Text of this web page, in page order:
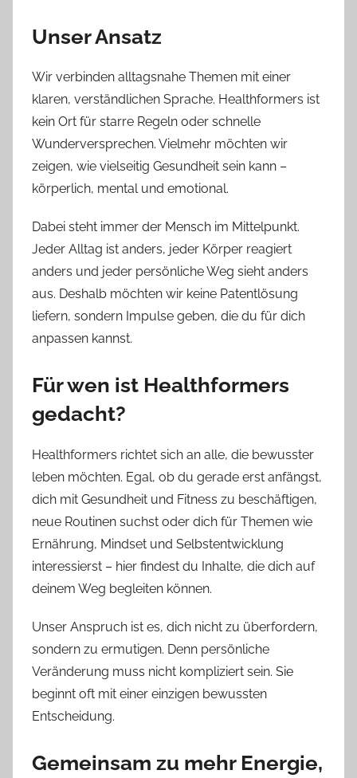
Unser Ansatz
Wir verbinden alltagsnahe Themen mit einer
klaren, verständlichen Sprache. Healthformers ist
kein Ort für starre Regeln oder schnelle
Wunderversprechen. Vielmehr möchten wir
zeigen, wie vielseitig Gesundheit sein kann –
körperlich, mental und emotional.
Dabei steht immer der Mensch im Mittelpunkt.
Jeder Alltag ist anders, jeder Körper reagiert
anders und jeder persönliche Weg sieht anders
aus. Deshalb möchten wir keine Patentlösung
liefern, sondern Impulse geben, die du für dich
anpassen kannst.
Für wen ist Healthformers
gedacht?
Healthformers richtet sich an alle, die bewusster
leben möchten. Egal, ob du gerade erst anfängst,
dich mit Gesundheit und Fitness zu beschäftigen,
neue Routinen suchst oder dich für Themen wie
Ernährung, Mindset und Selbstentwicklung
interessierst – hier findest du Inhalte, die dich auf
deinem Weg begleiten können.
Unser Anspruch ist es, dich nicht zu überfordern,
sondern zu ermutigen. Denn persönliche
Veränderung muss nicht kompliziert sein. Sie
beginnt oft mit einer einzigen bewussten
Entscheidung.
Gemeinsam zu mehr Energie,